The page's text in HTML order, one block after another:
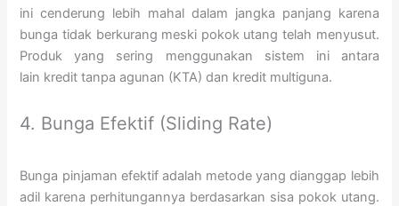
ini cenderung lebih mahal dalam jangka panjang karena
bunga tidak berkurang meski pokok utang telah menyusut.
Produk yang sering menggunakan sistem ini antara
lain kredit tanpa agunan (KTA) dan kredit multiguna.
4. Bunga Efektif (Sliding Rate)
Bunga pinjaman efektif adalah metode yang dianggap lebih
adil karena perhitungannya berdasarkan sisa pokok utang.